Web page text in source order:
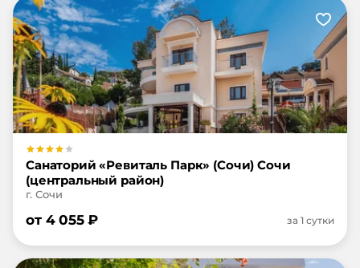
Санаторий «Ревиталь Парк» (Сочи) Сочи
(центральный район)
г. Сочи
от 4 055₽ за 1 сутки